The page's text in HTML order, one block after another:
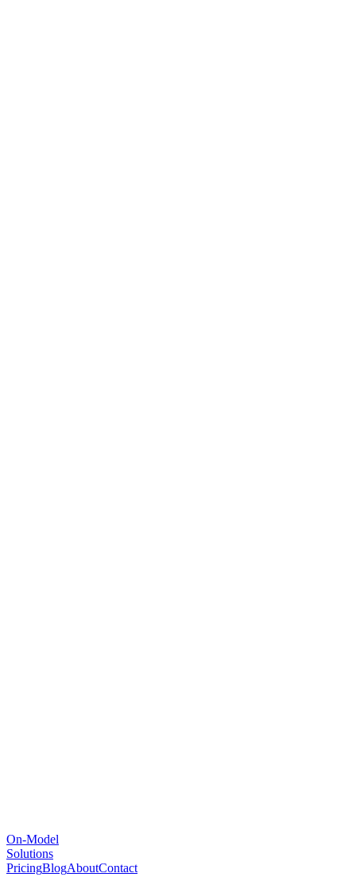
On-Model
Solutions
PricingBlogAboutContact